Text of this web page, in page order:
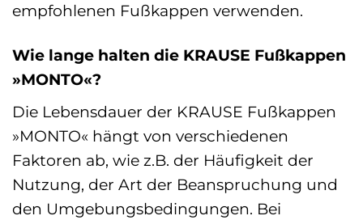
empfohlenen Fußkappen verwenden.
Wie lange halten die KRAUSE Fußkappen
»MONTO«?
Die Lebensdauer der KRAUSE Fußkappen
»MONTO« hängt von verschiedenen
Faktoren ab, wie z.B. der Häufigkeit der
Nutzung, der Art der Beanspruchung und
den Umgebungsbedingungen. Bei